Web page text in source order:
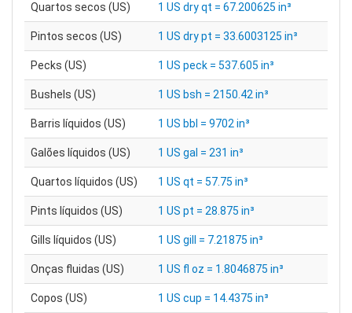
Quartos secos (US) 1 US dry qt = 67.200625 in³
Pintos secos (US) 1 US dry pt = 33.6003125 in³
Pecks (US) 1 US peck = 537.605 in³
Bushels (US) 1 US bsh = 2150.42 in³
Barris líquidos (US) 1 US bbl = 9702 in³
Galões líquidos (US) 1 US gal = 231 in³
Quartos líquidos (US) 1 US qt = 57.75 in³
Pints líquidos (US) 1 US pt = 28.875 in³
Gills líquidos (US) 1 US gill = 7.21875 in³
Onças fluidas (US) 1 US fl oz = 1.8046875 in³
Copos (US) 1 US cup = 14.4375 in³